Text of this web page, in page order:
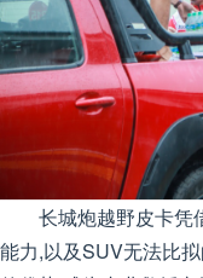
长城炮越野皮卡凭
能力,以及SUV无法比